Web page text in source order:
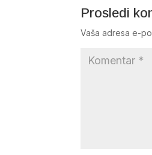
Prosledi
Vaša adresa e-